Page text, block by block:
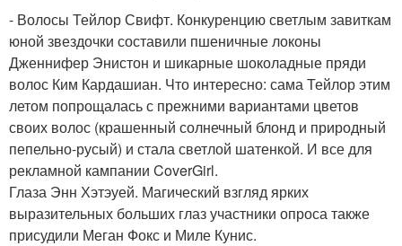
- Волосы Тейлор Свифт. Конкуренцию светлым завиткам
юной звездочки составили пшеничные локоны
Дженнифер Энистон и шикарные шоколадные пряди
волос Ким Кардашиан. Что интересно: сама Тейлор этим
летом попрощалась с прежними вариантами цветов
своих волос (крашенный солнечный блонд и природный
пепельно-русый) и стала светлой шатенкой. И все для
рекламной кампании CoverGirl.
Глаза Энн Хэтэуей. Магический взгляд ярких
выразительных больших глаз участники опроса также
присудили Меган Фокс и Миле Кунис.